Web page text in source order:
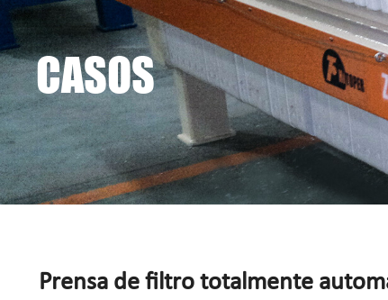
CASOS
Prensa de filtro totalmente